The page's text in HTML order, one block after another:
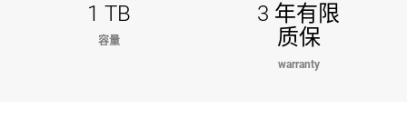
1 TB
容量
3 年有限
质保
warranty